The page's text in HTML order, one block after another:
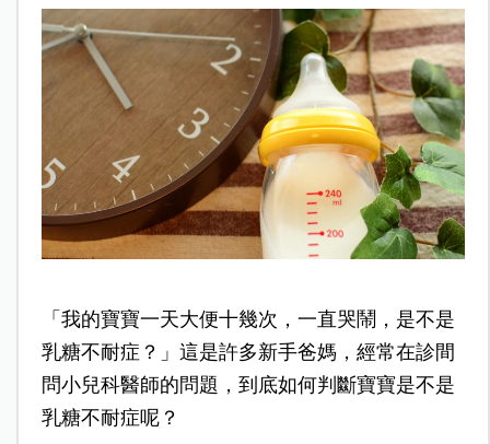
「我的寶寶一天大便十幾次，一直哭鬧，是不是
乳糖不耐症？」這是許多新手爸媽，經常在診間
問小兒科醫師的問題，到底如何判斷寶寶是不是
乳糖不耐症呢？